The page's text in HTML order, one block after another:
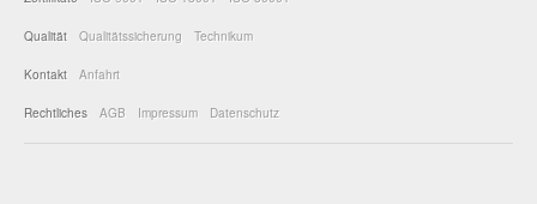
Qualität Qualitätssicherung Technikum
Kontakt Anfahrt
Rechtliches AGB Impressum Datenschutz